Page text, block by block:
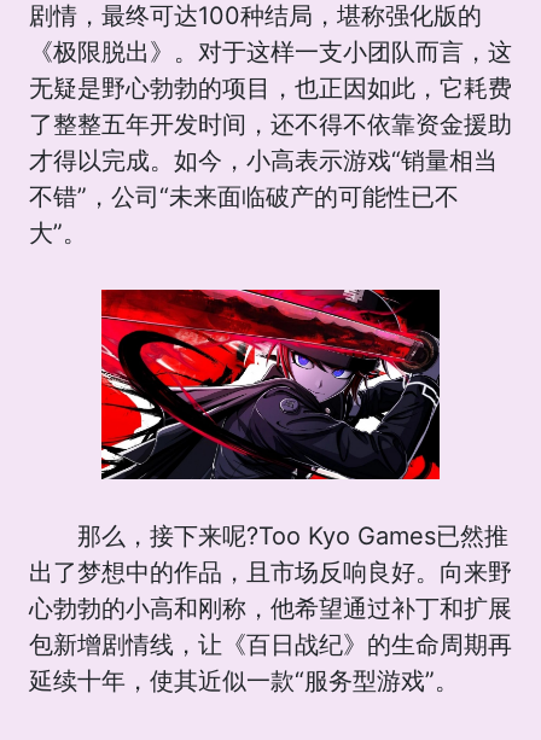
剧情，最终可达100种结局，堪称强化版的
《极限脱出》。对于这样一支小团队而言，这
无疑是野心勃勃的项目，也正因如此，它耗费
了整整五年开发时间，还不得不依靠资金援助
才得以完成。如今，小高表示游戏“销量相当
不错”，公司“未来面临破产的可能性已不
大”。
那么，接下来呢?Too Kyo Games已然推
出了梦想中的作品，且市场反响良好。向来野
心勃勃的小高和刚称，他希望通过补丁和扩展
包新增剧情线，让《百日战纪》的生命周期再
延续十年，使其近似一款“服务型游戏”。